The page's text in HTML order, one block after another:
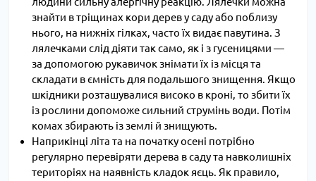
знайти в тріщинах кори дерев у саду або поблизу
нього, на нижніх гілках, часто їх видає павутина. З
лялечками слід діяти так само, як і з гусеницями —
за допомогою рукавичок знімати їх із місця та
складати в ємність для подальшого знищення. Якщо
шкідники розташувалися високо в кроні, то збити їх
із рослини допоможе сильний струмінь води. Потім
комах збирають із землі й знищують.
Наприкінці літа та на початку осені потрібно
регулярно перевіряти дерева в саду та навколишніх
територіях на наявність кладок яєць. Як правило,